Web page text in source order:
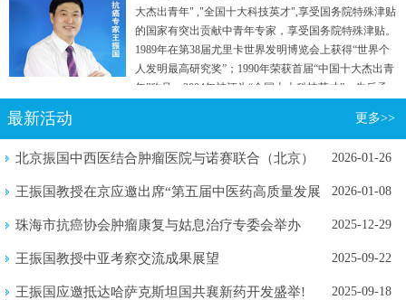
大杰出青年" ,"全国十大科技英才",享受国务院特殊津贴
的国家有突出贡献中青年专家，享受国务院特殊津贴。
1989年在第38届尤里卡世界发明博览会上获得“世界个
人发明最高研究奖”；1990年荣获首届“中国十大杰出青
年”称号；2004年被评为“全国十大科技英才”。先后承
项目。曾参加国家行政学院两院院士和专家理论研究
最新活动 更多>>
北京振国中西医结合肿瘤医院与诺赛联合（北京）
2026-01-26
王振国教授在京应邀出席“第五届中医药高质量发展
2026-01-08
珠海市抗癌协会肿瘤康复与姑息治疗专委会举办
2025-12-29
王振国教授中亚考察交流成果展望 2025-09-22
王振国应邀抵达哈萨克斯坦国共襄新药开发盛举! 2025-09-18